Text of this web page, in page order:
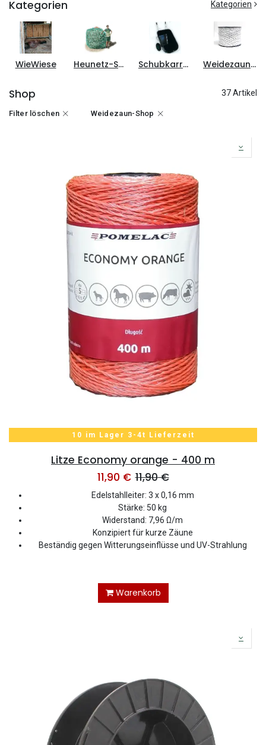
Kategorien Kategorien
WieWiese Heunetz-Shop Schubkarren-Shop Weidezaun-Shop
Shop 37 Artikel
Filter löschen Weidezaun-Shop
10 im Lager 3-4t Lieferzeit
Litze Economy orange - 400 m
11,90 € 11,90€
Edelstahlleiter: 3 x 0,16 mm
Stärke: 50 kg
Widerstand: 7,96 Ω/m
Konzipiert für kurze Zäune
Beständig gegen Witterungseinflüsse und UV-Strahlung
Warenkorb